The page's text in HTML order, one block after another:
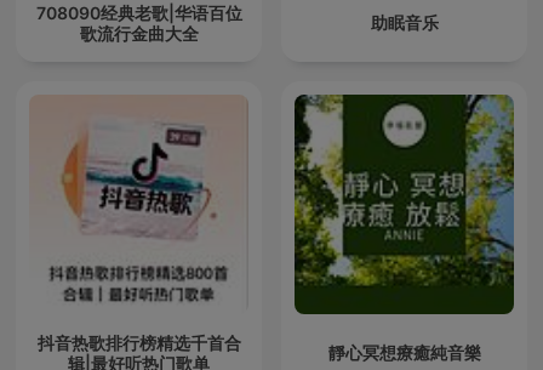
708090经典老歌|华语百位
歌流行金曲大全
助眠音乐
抖音热歌排行榜精选千首合
辑|最好听热门歌单
靜心冥想療癒純音樂